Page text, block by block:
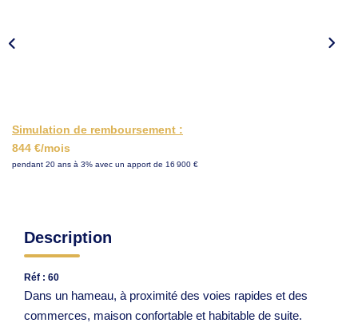
Simulation de remboursement :
844 €/mois
pendant 20 ans à 3% avec un apport de 16 900 €
Description
Réf : 60
Dans un hameau, à proximité des voies rapides et des
commerces, maison confortable et habitable de suite.